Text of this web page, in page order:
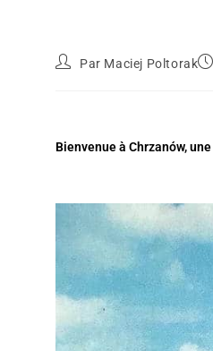
Par Maciej Poltorak
Bienvenue à Chrzanów,